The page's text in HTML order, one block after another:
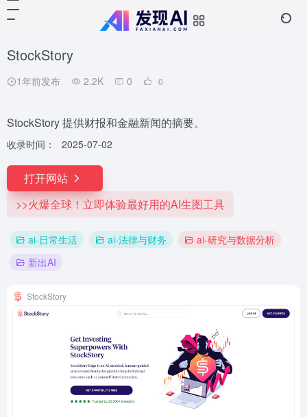
StockStory
1年前发布 2.2K 0 0
StockStory 提供财报和金融新闻的摘要。
收录时间： 2025-07-02
打开网站
>>火爆全球！立即体验最好用的AI生图工具
ai-日常生活 ai-法律与财务
ai-研究与数据分析
新出AI
StockStory